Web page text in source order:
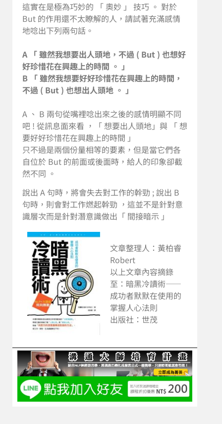
這實在是極為巧妙的 「 奧妙 」 技巧 。 對於
But 的作用還不太瞭解的人，請試著充滿感情
地唸出下列兩句話。
A 「 雖然我想要出人頭地，不過 ( But ) 也想好
好珍惜花在興趣上的時間 。 」
B 「 雖然我想要好好珍惜花在興趣上的時間，
不過 ( But ) 也想出人頭地 。 」
A 、 B 兩句從嘴裡唸出來之後的感情明顯不同
吧 ! 從訊息面來看 ，「 想要出人頭地」與 「 想
要好好珍惜花在興趣上的時間 」
只不過是兩個份量相等的要素，但是當它們各
自位於 But 的前面或後面時，給人的印象卻截
然不同 。
說出 A 句時，將會失去對工作的幹勁 ; 說出 B
句時，則會對工作燃起幹勁 ，這並不是針對意
識層次而是針對潛意識做出「 間接暗示 」
文章整理人：黃柏睿
Robert
以上文章內容摘錄
至：暗黑冷讀術——
成功者默默在使用的
掌握人心法則
出版社：世茂